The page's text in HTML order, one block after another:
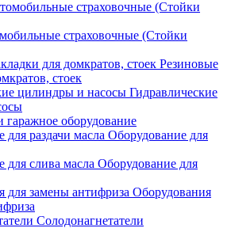
страховочные (Стойки
Резиновые
стоек
Гидравлические
оборудование
Оборудование для
Оборудование для
Оборудования
Солодонагнетатели